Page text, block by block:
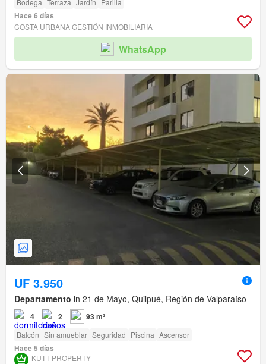
Bodega Terraza Jardín Parilla
Hace 6 días
COSTA URBANA GESTIÓN INMOBILIARIA
WhatsApp
UF 3.950
Departamento in 21 de Mayo, Quilpué, Región de Valparaíso
4 2 93 m²
Balcón Sin amueblar Seguridad Piscina Ascensor
Hace 5 días
KUTT PROPERTY